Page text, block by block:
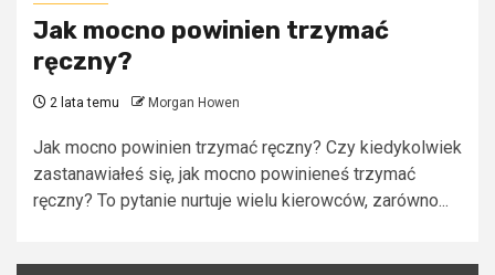
Jak mocno powinien trzymać
ręczny?
2 lata temu Morgan Howen
Jak mocno powinien trzymać ręczny? Czy kiedykolwiek
zastanawiałeś się, jak mocno powinieneś trzymać
ręczny? To pytanie nurtuje wielu kierowców, zarówno...